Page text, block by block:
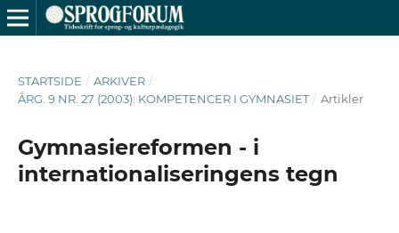
STARTSIDE / ARKIVER /
ÅRG. 9 NR. 27 (2003): KOMPETENCER I GYMNASIET / Artikler
Gymnasiereformen - i
internationaliseringens tegn